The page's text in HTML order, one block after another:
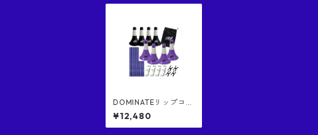
DOMINATEリップコー
ン１（黒色４個） ⅹ D
OMINATEリップコー
ン２混合セット（紫色
¥12,480